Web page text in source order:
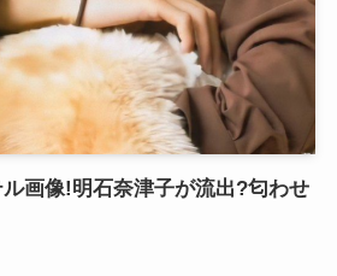
画像!明石奈津子が流出?匂わせ